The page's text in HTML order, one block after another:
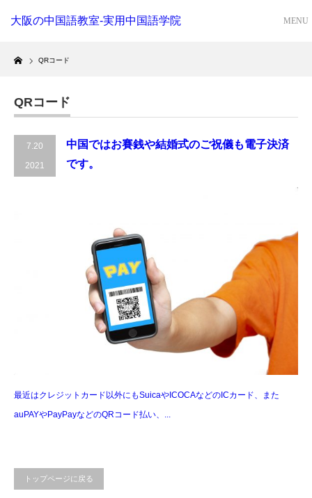
大阪の中国語教室-実用中国語学院
Home
QRコード
QRコード
7.20
2021
中国ではお賽銭や結婚式のご祝儀も電子決済
です。
最近はクレジットカード以外にもSuicaやICOCAなどのICカード、また
auPAYやPayPayなどのQRコード払い、...
トップページに戻る